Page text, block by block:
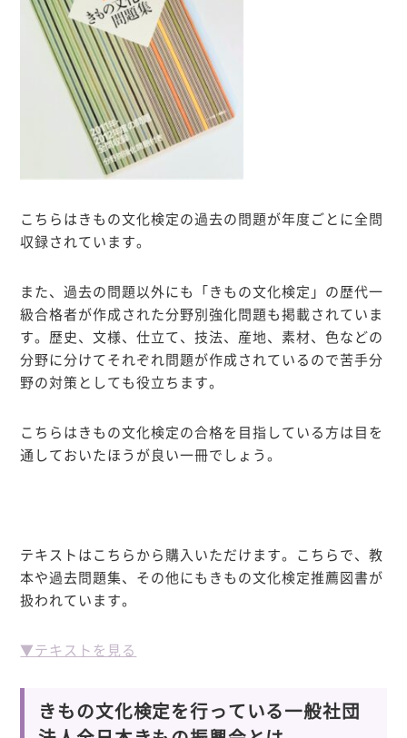
こちらはきもの文化検定の過去の問題が年度ごとに全問
収録されています。
また、過去の問題以外にも「きもの文化検定」の歴代一
級合格者が作成された分野別強化問題も掲載されていま
す。歴史、文様、仕立て、技法、産地、素材、色などの
分野に分けてそれぞれ問題が作成されているので苦手分
野の対策としても役立ちます。
こちらはきもの文化検定の合格を目指している方は目を
通しておいたほうが良い一冊でしょう。
テキストはこちらから購入いただけます。こちらで、教
本や過去問題集、その他にもきもの文化検定推薦図書が
扱われています。
▼テキストを見る
きもの文化検定を行っている一般社団